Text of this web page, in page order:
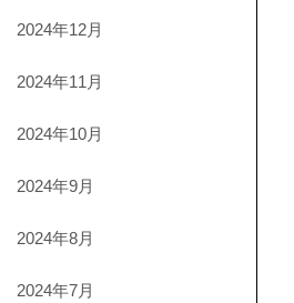
2024年12月
2024年11月
2024年10月
2024年9月
2024年8月
2024年7月